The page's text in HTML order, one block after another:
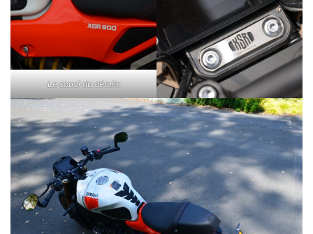
Le souci du détails